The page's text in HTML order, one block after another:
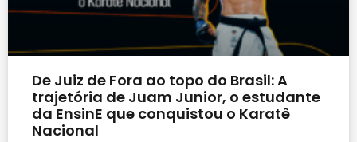
De Juiz de Fora ao topo do Brasil: A
trajetória de Juam Junior, o estudante
da EnsinE que conquistou o Karatê
Nacional